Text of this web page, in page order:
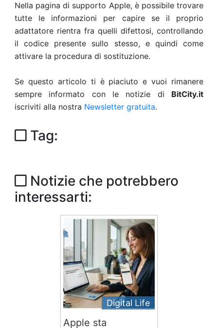
Nella pagina di supporto Apple, è possibile trovare
tutte le informazioni per capire se il proprio
adattatore rientra fra quelli difettosi, controllando
il codice presente sullo stesso, e quindi come
attivare la procedura di sostituzione.
Se questo articolo ti è piaciuto e vuoi rimanere
sempre informato con le notizie di BitCity.it
iscriviti alla nostra Newsletter gratuita.
Tag:
Notizie che potrebbero
interessarti:
Digital Life
Apple sta